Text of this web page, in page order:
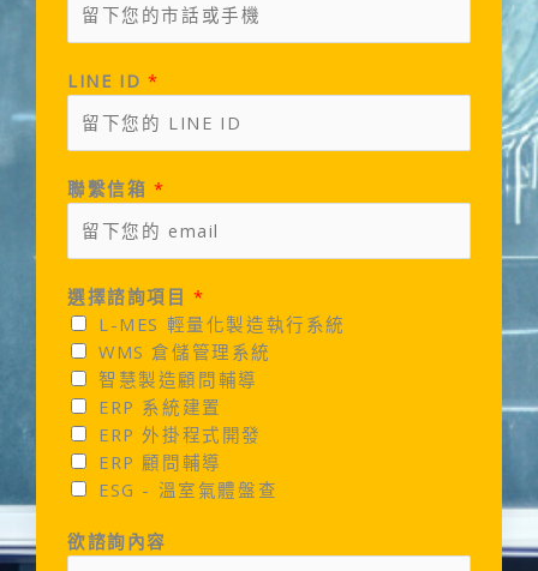
LINE ID *
聯繫信箱 *
選擇諮詢項目*
L-MES 輕量化製造執行系統
WMS 倉儲管理系統
智慧製造顧問輔導
ERP 系統建置
ERP 外掛程式開發
ERP 顧問輔導
ESG - 溫室氣體盤查
欲諮詢內容